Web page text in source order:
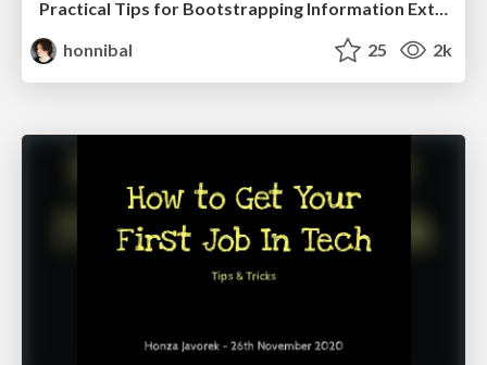
Practical Tips for Bootstrapping Information Extraction Pipelines
honnibal
25 2k